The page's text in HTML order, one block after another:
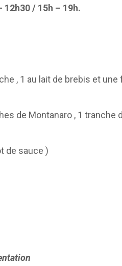
12h30 / 15h – 19h.
, 1 au lait de brebis et
de Montanaro , 1 tranche
de sauce )